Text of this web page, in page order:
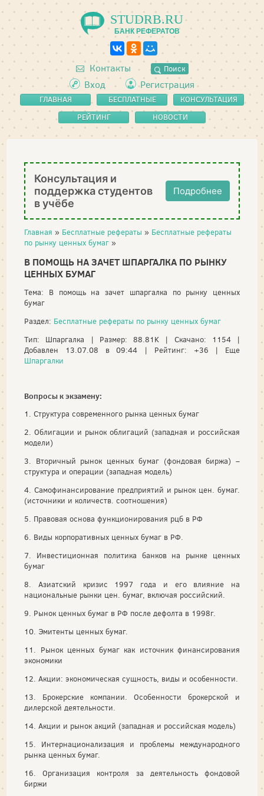
STUDRB.RU
БАНК РЕФЕРАТОВ
Контакты Поиск
Вход Регистрация
ГЛАВНАЯ
БЕСПЛАТНЫЕ
РЕФЕРАТЫ
КОНСУЛЬТАЦИЯ
РЕЙТИНГ
НОВОСТИ
Консультация и
поддержка студентов
в учёбе
Подробнее
Главная » Бесплатные рефераты » Бесплатные рефераты
по рынку ценных бумаг »
В ПОМОЩЬ НА ЗАЧЕТ ШПАРГАЛКА ПО РЫНКУ
ЦЕННЫХ БУМАГ
Тема: В помощь на зачет шпаргалка по рынку ценных
бумаг
Раздел: Бесплатные рефераты по рынку ценных бумаг
Тип: Шпаргалка | Размер: 88.81K | Скачано: 1154 |
Добавлен 13.07.08 в 09:44 | Рейтинг: +36 | Еще
Шпаргалки
Вопросы к экзамену:
1. Структура современного рынка ценных бумаг
2. Облигации и рынок облигаций (западная и российская
модели)
3. Вторичный рынок ценных бумаг (фондовая биржа) –
структура и операции (западная модель)
4. Самофинансирование предприятий и рынок цен. бумаг.
(источники и количеств. соотношения)
5. Правовая основа функционирования рцб в РФ
6. Виды корпоративных ценных бумаг в РФ.
7. Инвестиционная политика банков на рынке ценных
бумаг
8. Азиатский кризис 1997 года и его влияние на
национальные рынки цен. бумаг, включая российский.
9. Рынок ценных бумаг в РФ после дефолта в 1998г.
10. Эмитенты ценных бумаг.
11. Рынок ценных бумаг как источник финансирования
экономики
12. Акции: экономическая сущность, виды и особенности.
13. Брокерские компании. Особенности брокерской и
дилерской деятельности.
14. Акции и рынок акций (западная и российская модель)
15. Интернационализация и проблемы международного
рынка ценных бумаг.
16. Организация контроля за деятельность фондовой
биржи